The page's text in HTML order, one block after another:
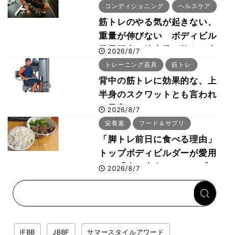
コンディショニング ヘルスケア
筋トレのやる気が起きない、
重量が伸びない ボディビル
世界王者・鈴木雅が教える食
事・睡眠・呼吸の整え方
2026/8/7
トレーニング器具 筋トレ
背中の筋トレに効果的な、上
半身のスクワットとも言われ
た最高マシン“ノーチラス・
プルオーバーマシン”とは？
2026/8/7
栄養素 フード＆サプリ
「脚トレ前日に食べる理由」
トップボディビルダーが愛用
する「米＋牛肉」のシンプル
回復メシとは？
2026/8/7
IFBB JBBF サマースタイルアワード